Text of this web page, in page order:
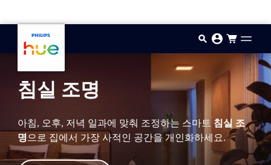
침실 조명
아침, 오후, 저녁 일과에 맞춰 조정하는 스마트 침실 조
명으로 집에서 가장 사적인 공간을 개인화하세요.